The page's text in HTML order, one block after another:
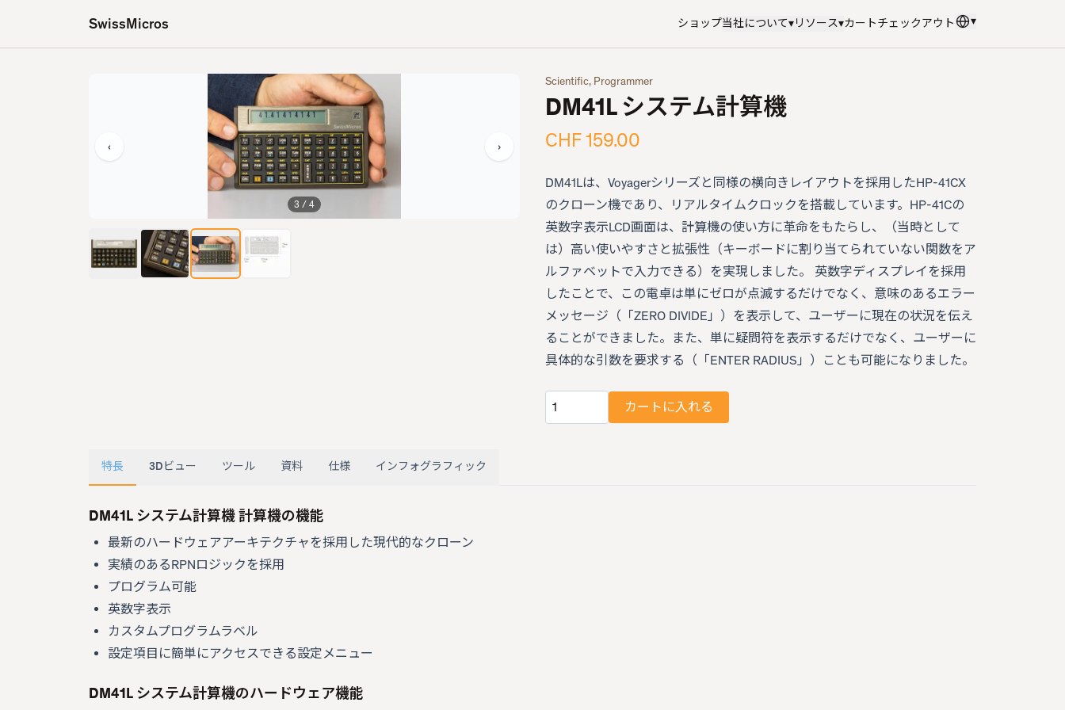
SwissMicros ショップ当社について▾リソース▾カートチェックアウト 言語▾
‹ ›
3 / 4
Scientific, Programmer
DM41L システム計算機
CHF 159.00
DM41Lは、Voyagerシリーズと同様の横向きレイアウトを採用したHP-41CX
のクローン機であり、リアルタイムクロックを搭載しています。HP-41Cの
英数字表示LCD画面は、計算機の使い方に革命をもたらし、（当時として
は）高い使いやすさと拡張性（キーボードに割り当てられていない関数をア
ルファベットで入力できる）を実現しました。 英数字ディスプレイを採用
したことで、この電卓は単にゼロが点滅するだけでなく、意味のあるエラー
メッセージ（「ZERO DIVIDE」）を表示して、ユーザーに現在の状況を伝え
ることができました。また、単に疑問符を表示するだけでなく、ユーザーに
具体的な引数を要求する（「ENTER RADIUS」）ことも可能になりました。
数量
カートに入れる
特長 3Dビュー ツール 資料 仕様 インフォグラフィック
DM41L システム計算機 計算機の機能
最新のハードウェアアーキテクチャを採用した現代的なクローン
実績のあるRPNロジックを採用
プログラム可能
英数字表示
カスタムプログラムラベル
設定項目に簡単にアクセスできる設定メニュー
DM41L システム計算機のハードウェア機能